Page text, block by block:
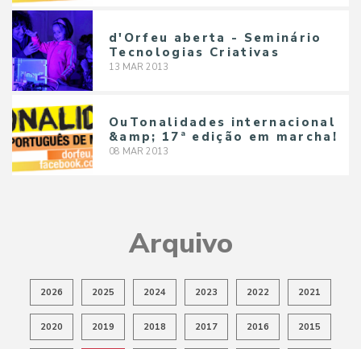
d'Orfeu aberta - Seminário
Tecnologias Criativas
13 MAR 2013
OuTonalidades internacional
&amp; 17ª edição em marcha!
08 MAR 2013
Arquivo
2026 2025 2024 2023 2022 2021
2020 2019 2018 2017 2016 2015